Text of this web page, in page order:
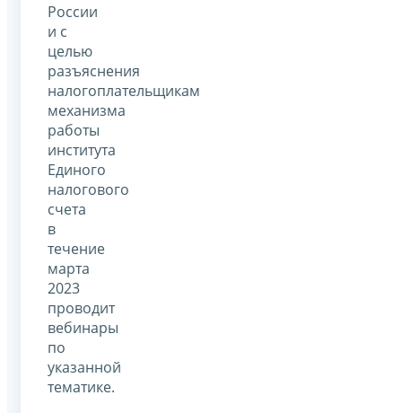
России
и с
целью
разъяснения
налогоплательщикам
механизма
работы
института
Единого
налогового
счета
в
течение
марта
2023
проводит
вебинары
по
указанной
тематике.